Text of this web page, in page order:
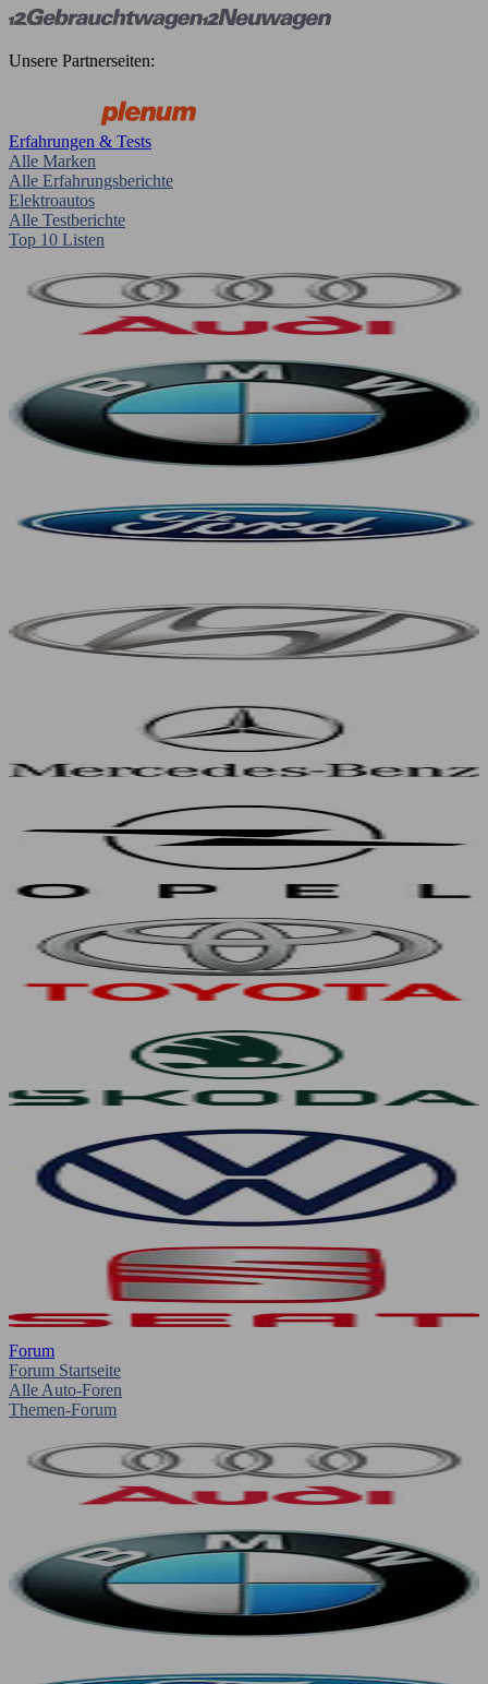
Unsere Partnerseiten:
Erfahrungen & Tests
Alle Marken
Alle Erfahrungsberichte
Elektroautos
Alle Testberichte
Top 10 Listen
Forum
Forum Startseite
Alle Auto-Foren
Themen-Forum